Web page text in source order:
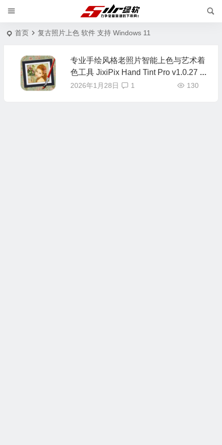
首页 复古照片上色 软件 支持 Windows 11
专业手绘风格老照片智能上色与艺术着
色工具 JixiPix Hand Tint Pro v1.0.27 英
文版
2026年1月28日 130
1